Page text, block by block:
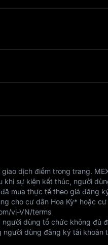
dịch điểm trong trang.
khi sự kiện kết thúc, người
mua thực tế theo giá đăng
cho cư dân Hoa Kỳ* hoặc
vi-VN/terms
dùng tổ chức không đủ
người dùng đăng ký tài